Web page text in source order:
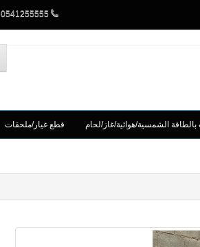
0541255555
الشمسية/هوائية/غاز/لحام قطع غيار/ملحقات